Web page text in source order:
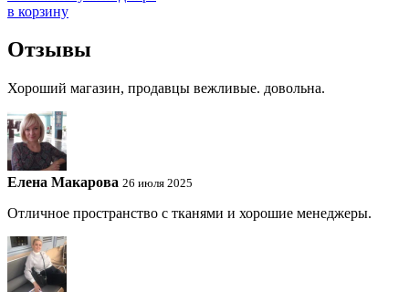
в корзину
Отзывы
Хороший магазин, продавцы вежливые. довольна.
Елена Макарова 26 июля 2025
Отличное пространство с тканями и хорошие менеджеры.